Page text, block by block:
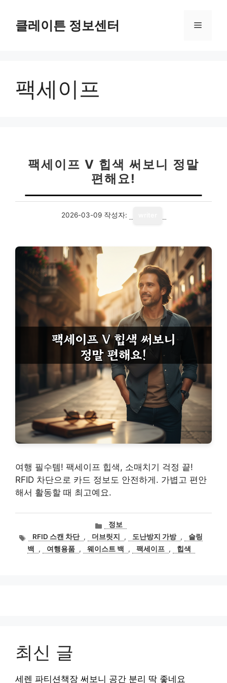
클레이튼 정보센터 메
팩세이프
팩세이프 V 힙색 써보니 정말
편해요!
2026-03-09 작성자:
여행 필수템! 팩세이프 힙색, 소매치기 걱정 끝!
RFID 차단으로 카드 정보도 안전하게. 가볍고 편안
해서 활동할 때 최고예요.
카
테
고
리
정보
태
그
RFID 스캔 차단 , 더브릿지 , 도난방지 가방 ,
슬링
백
, 여행용품 , 웨이스트 백 , 팩세이프 , 힙색
최신 글
세렌 파티션책장 써보니 공간 분리 딱 좋네요